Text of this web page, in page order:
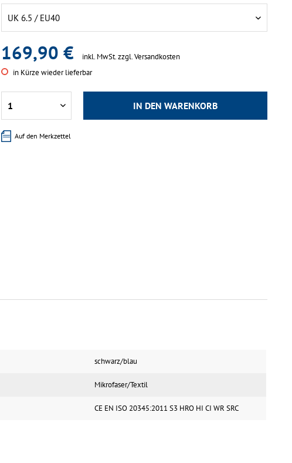
169,90 € inkl. MwSt.zzgl. Versandkosten
in Kürze wieder lieferbar
IN DEN WARENKORB
Auf den Merkzettel
schwarz/blau
Mikrofaser/Textil
CE EN ISO 20345:2011 S3 HRO HI CI WR SRC